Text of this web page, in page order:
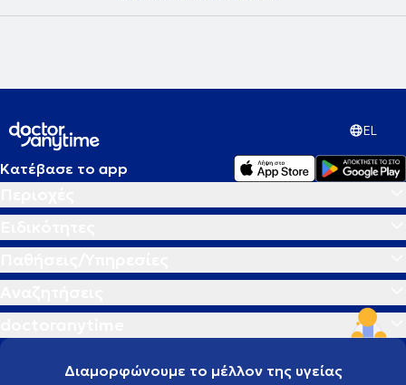
EL
Κατέβασε το app
Διαμορφώνουμε το μέλλον της υγείας